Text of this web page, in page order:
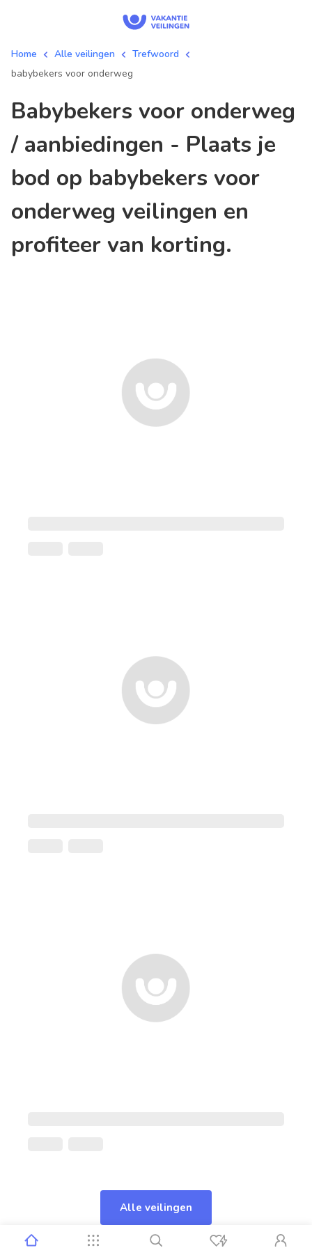
Home Alle veilingen
Trefwoord
babybekers voor onderweg
babybekers voor onderweg
/ aanbiedingen - Plaats je
bod op babybekers voor
onderweg veilingen en
profiteer van korting.
Alle veilingen